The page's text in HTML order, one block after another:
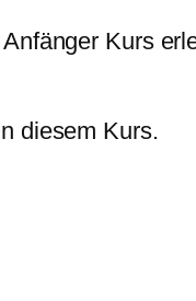
Kurs
diesem Kurs.